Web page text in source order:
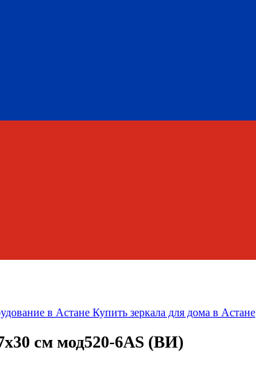
в Астане Купить зеркала для дома в Астане
см мод520-6AS (ВИ)